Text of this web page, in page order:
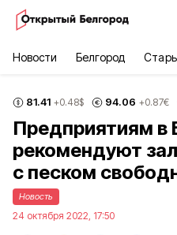
Новости Белгород
81.41 +0.48$ 94.06 +0.87€
Предприятиям в
рекомендуют
с песком
Новость
24 октября 2022, 17:50